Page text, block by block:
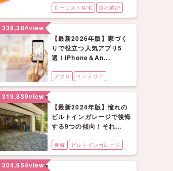
ローコスト住宅 会社選び
338,384view
【最新2026年版】家づく
りで役立つ人気アプリ5
選！iPhone＆An...
アプリ インテリア
319,839view
【最新2024年版】憧れの
ビルトインガレージで後悔
する9つの傾向！それ...
後悔 ビルトインガレージ
304,954view